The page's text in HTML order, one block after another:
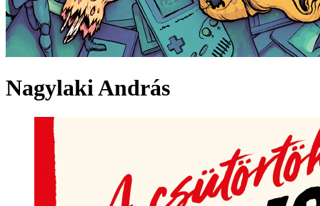
Nagylaki András